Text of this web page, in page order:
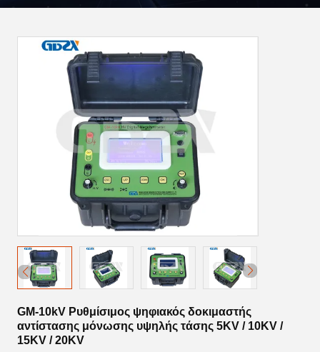
GM-10kV Ρυθμίσιμος ψηφιακός δοκιμαστής
αντίστασης μόνωσης υψηλής τάσης 5KV / 10KV /
15KV / 20KV